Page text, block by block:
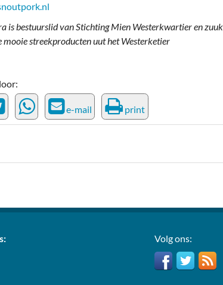
is bestuurslid van Stichting Mien Westerkwartier en
mooie streekproducten uut het Westerketier
e-mail print
Volg ons: